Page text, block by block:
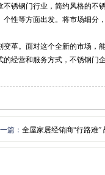
锈钢门行业，简约风格的不
性等方面出发。将市场细分
革。面对这个全新的市场，
经营和服务方式，不锈钢门
篇： 全屋家居经销商“行路难”